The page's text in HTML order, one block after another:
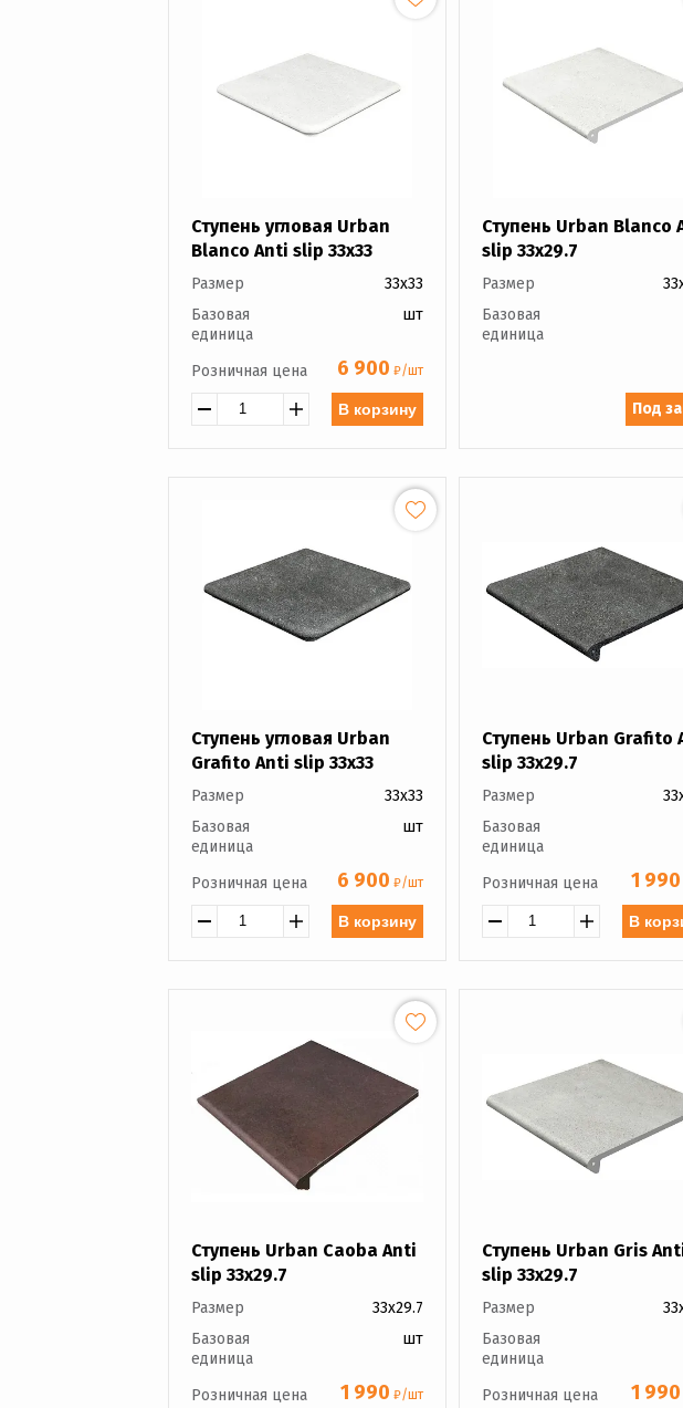
Ступень угловая Urban
Blanco Anti slip 33x33
Размер
33x33
Базовая
единица
шт
Розничная цена 6 900 ₽/шт
В корзину
Ступень Urban Blanco
slip 33x29.7
Размер
Базовая
единица
Под
Ступень угловая Urban
Grafito Anti slip 33x33
Размер
33x33
Базовая
единица
шт
Розничная цена 6 900 ₽/шт
В корзину
Ступень Urban Grafito
slip 33x29.7
Размер
Базовая
единица
Розничная цена 1 990
В
Ступень Urban Caoba Anti
slip 33x29.7
Размер
33x29.7
Базовая
единица
шт
Розничная цена 1 990 ₽/шт
Ступень Urban Gris
slip 33x29.7
Размер
Базовая
единица
Розничная цена 1 990